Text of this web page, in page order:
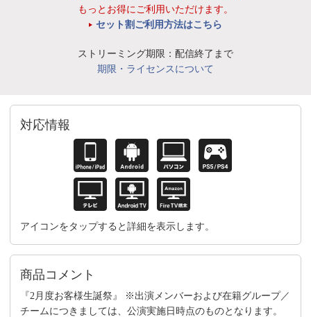
もっとお得にご利用いただけます。
セット割ご利用方法はこちら
ストリーミング期限：配信終了まで
期限・ライセンスについて
対応情報
アイコンをタップすると詳細を表示します。
商品コメント
『2月度お客様生誕祭』 ※出演メンバーおよび在籍グループ／
チームにつきましては、公演実施日時点のものとなります。